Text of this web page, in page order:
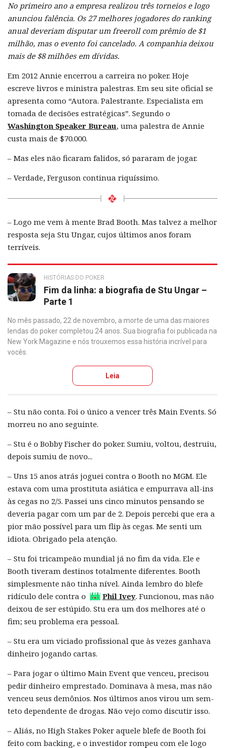
No primeiro ano a empresa realizou três torneios e logo
anunciou falência. Os 27 melhores jogadores do ranking
anual deveriam disputar um freeroll com prêmio de $1
milhão, mas o evento foi cancelado. A companhia deixou
mais de $8 milhões em dívidas.
Em 2012 Annie encerrou a carreira no poker. Hoje
escreve livros e ministra palestras. Em seu site oficial se
apresenta como “Autora. Palestrante. Especialista em
tomada de decisões estratégicas”. Segundo o
Washington Speaker Bureau, uma palestra de Annie
custa mais de $70.000.
– Mas eles não ficaram falidos, só pararam de jogar.
– Verdade, Ferguson continua riquíssimo.
– Logo me vem à mente Brad Booth. Mas talvez a melhor
resposta seja Stu Ungar, cujos últimos anos foram
terríveis.
HISTÓRIAS DO POKER
Fim da linha: a biografia de Stu Ungar –
Parte 1
No mês passado, 22 de novembro, a morte de uma das maiores
lendas do poker completou 24 anos. Sua biografia foi publicada na
New York Magazine e nós trouxemos essa história incrível para
vocês.
Leia
– Stu não conta. Foi o único a vencer três Main Events. Só
morreu no ano seguinte.
– Stu é o Bobby Fischer do poker. Sumiu, voltou, destruiu,
depois sumiu de novo...
– Uns 15 anos atrás joguei contra o Booth no MGM. Ele
estava com uma prostituta asiática e empurrava all-ins
às cegas no 2/5. Passei uns cinco minutos pensando se
deveria pagar com um par de 2. Depois percebi que era a
pior mão possível para um flip às cegas. Me senti um
idiota. Obrigado pela atenção.
– Stu foi tricampeão mundial já no fim da vida. Ele e
Booth tiveram destinos totalmente diferentes. Booth
simplesmente não tinha nível. Ainda lembro do blefe
ridículo dele contra o
Phil Ivey. Funcionou, mas não
deixou de ser estúpido. Stu era um dos melhores até o
fim; seu problema era pessoal.
– Stu era um viciado profissional que às vezes ganhava
dinheiro jogando cartas.
– Para jogar o último Main Event que venceu, precisou
pedir dinheiro emprestado. Dominava à mesa, mas não
venceu seus demônios. Nos últimos anos virou um sem-
teto dependente de drogas. Não vejo como discutir isso.
– Aliás, no High Stakes Poker aquele blefe de Booth foi
feito com backing, e o investidor rompeu com ele logo